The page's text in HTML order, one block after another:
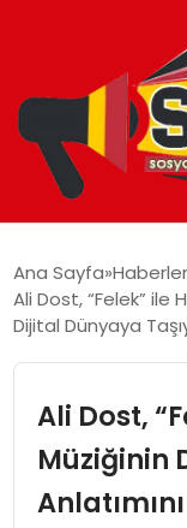
EKONOMI
EĞITIM
Ana Sayfa Haberler
Ali Dost, “Felek” ile
Dijital Dünyaya
Ali Dost,
Müziğinin